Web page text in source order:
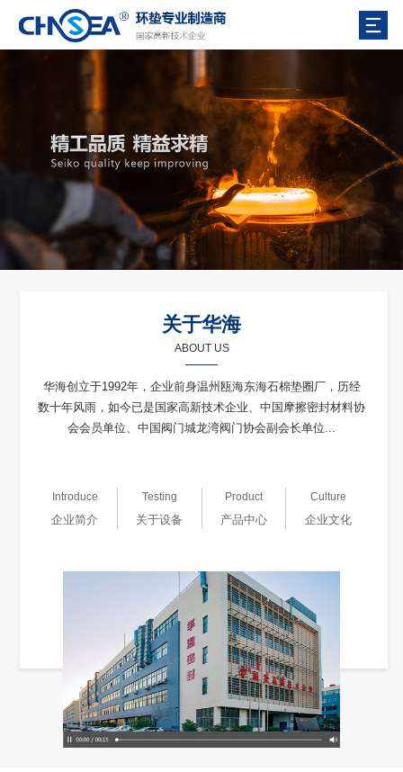
关于华海
ABOUT US
华海创立于1992年，企业前身温州瓯海东海石棉垫圈厂，历经
数十年风雨，如今已是国家高新技术企业、中国摩擦密封材料协
会会员单位、中国阀门城龙湾阀门协会副会长单位...
Introduce
企业简介
Testing
关于设备
Product
产品中心
Culture
企业文化